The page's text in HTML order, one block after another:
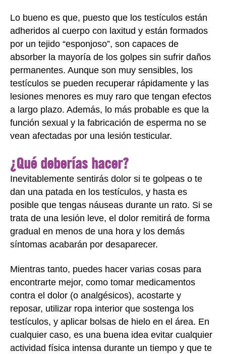
Lo bueno es que, puesto que los testículos están
adheridos al cuerpo con laxitud y están formados
por un tejido “esponjoso”, son capaces de
absorber la mayoría de los golpes sin sufrir daños
permanentes. Aunque son muy sensibles, los
testículos se pueden recuperar rápidamente y las
lesiones menores es muy raro que tengan efectos
a largo plazo. Además, lo más probable es que la
función sexual y la fabricación de esperma no se
vean afectadas por una lesión testicular.
¿Qué deberías hacer?
Inevitablemente sentirás dolor si te golpeas o te
dan una patada en los testículos, y hasta es
posible que tengas náuseas durante un rato. Si se
trata de una lesión leve, el dolor remitirá de forma
gradual en menos de una hora y los demás
síntomas acabarán por desaparecer.
Mientras tanto, puedes hacer varias cosas para
encontrarte mejor, como tomar medicamentos
contra el dolor (o analgésicos), acostarte y
reposar, utilizar ropa interior que sostenga los
testículos, y aplicar bolsas de hielo en el área. En
cualquier caso, es una buena idea evitar cualquier
actividad física intensa durante un tiempo y que te